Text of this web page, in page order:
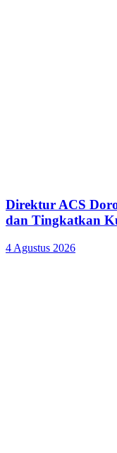
Direktur ACS
dan Tingkatkan
4 Agustus 2026